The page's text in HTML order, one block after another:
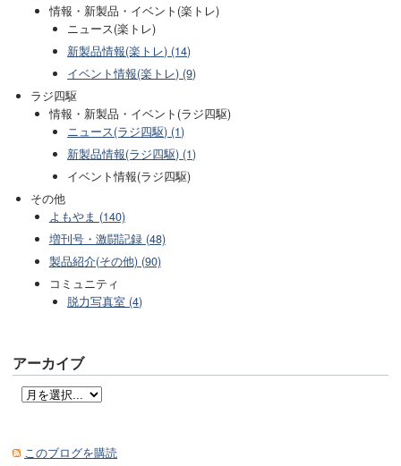
情報・新製品・イベント(楽トレ)
ニュース(楽トレ)
新製品情報(楽トレ) (14)
イベント情報(楽トレ) (9)
ラジ四駆
情報・新製品・イベント(ラジ四駆)
ニュース(ラジ四駆) (1)
新製品情報(ラジ四駆) (1)
イベント情報(ラジ四駆)
その他
よもやま (140)
増刊号・激闘記録 (48)
製品紹介(その他) (90)
コミュニティ
脱力写真室 (4)
アーカイブ
このブログを購読